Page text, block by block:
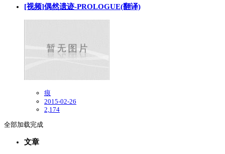
[视频]偶然遗迹-PROLOGUE(翻译)
痕
2015-02-26
2,174
全部加载完成
文章